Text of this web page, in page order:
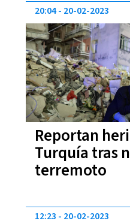
Reportan
Turquía tras
terremoto
20:04 20-02-2023
12:23 20-02-2023